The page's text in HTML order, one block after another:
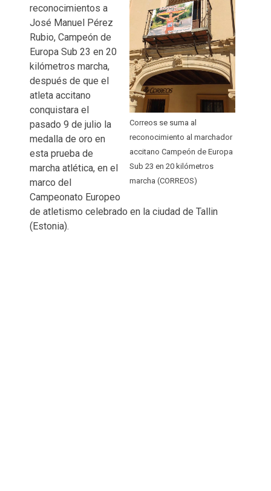
Correos se suma al
reconocimiento al marchador
accitano Campeón de Europa
Sub 23 en 20 kilómetros
marcha (CORREOS)
reconocimientos a
José Manuel Pérez
Rubio, Campeón de
Europa Sub 23 en 20
kilómetros marcha,
después de que el
atleta accitano
conquistara el
pasado 9 de julio la
medalla de oro en
esta prueba de
marcha atlética, en el
marco del
Campeonato Europeo
de atletismo celebrado en la ciudad de Tallin
(Estonia).